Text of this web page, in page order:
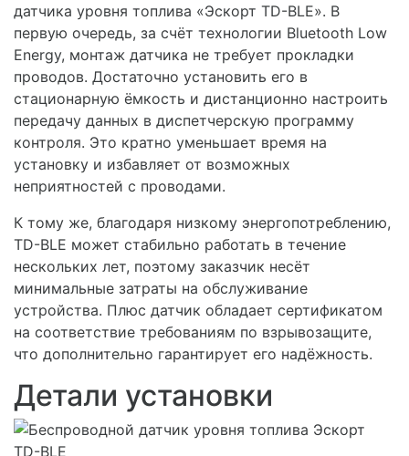
датчика уровня топлива «Эскорт TD-BLE». В
первую очередь, за счёт технологии Bluetooth Low
Energy, монтаж датчика не требует прокладки
проводов. Достаточно установить его в
стационарную ёмкость и дистанционно настроить
передачу данных в диспетчерскую программу
контроля. Это кратно уменьшает время на
установку и избавляет от возможных
неприятностей с проводами.
К тому же, благодаря низкому энергопотреблению,
TD-BLE может стабильно работать в течение
нескольких лет, поэтому заказчик несёт
минимальные затраты на обслуживание
устройства. Плюс датчик обладает сертификатом
на соответствие требованиям по взрывозащите,
что дополнительно гарантирует его надёжность.
Детали установки